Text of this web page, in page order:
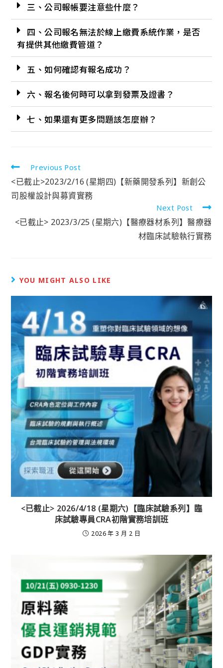
三、公司報帳要注意些什麼？
四、公司報名無法於線上繳費系統作業，是否
有提供其他繳費管道？
五、如何確認有報名成功？
六、報名後何時可以拿到發票及證書？
七、如果還有更多問題該怎麼辦？
Previous Post
<已截止>2023/2/16 (星期四)【新藥開發系列】新創公
司股權設計與募資實務
Next Post
<已截止> 2023/3/25 (星期六)【醫療器材系列】醫療器
材臨床試驗執行實務
YOU MIGHT ALSO LIKE
<已截止> 2026/4/18 (星期六)【臨床試驗系列】臨
床試驗專員CRA初階實務培訓班
2026 年 3 月 2 日